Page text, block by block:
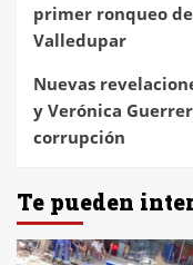
primer ronqueo
Valledupar
Nuevas
y Verónica
corrupción
Te pueden